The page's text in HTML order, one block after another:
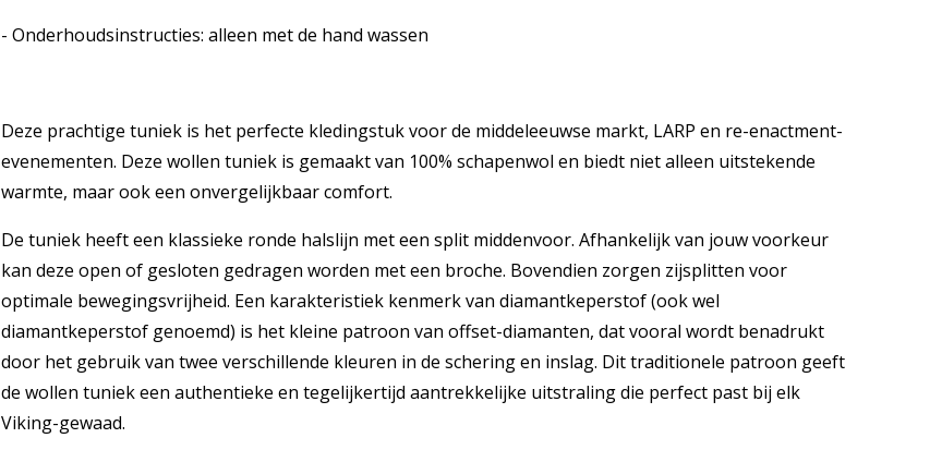
- Onderhoudsinstructies: alleen met de hand wassen
Deze prachtige tuniek is het perfecte kledingstuk voor de middeleeuwse markt, LARP en re-enactment-
evenementen. Deze wollen tuniek is gemaakt van 100% schapenwol en biedt niet alleen uitstekende
warmte, maar ook een onvergelijkbaar comfort.
De tuniek heeft een klassieke ronde halslijn met een split middenvoor. Afhankelijk van jouw voorkeur
kan deze open of gesloten gedragen worden met een broche. Bovendien zorgen zijsplitten voor
optimale bewegingsvrijheid. Een karakteristiek kenmerk van diamantkeperstof (ook wel
diamantkeperstof genoemd) is het kleine patroon van offset-diamanten, dat vooral wordt benadrukt
door het gebruik van twee verschillende kleuren in de schering en inslag. Dit traditionele patroon geeft
de wollen tuniek een authentieke en tegelijkertijd aantrekkelijke uitstraling die perfect past bij elk
Viking-gewaad.